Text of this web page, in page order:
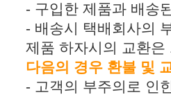
- 구입한 제품과 배송
- 배송시 택배회사의
제품 하자시의 교환
다음의 경우 환불 및
- 고객의 부주의로 인